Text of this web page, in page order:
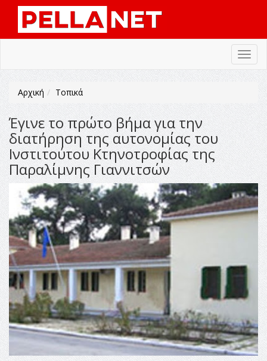
Αρχική Τοπικά
Έγινε το πρώτο βήμα για την
διατήρηση της αυτονομίας του
Ινστιτούτου Κτηνοτροφίας της
Παραλίμνης Γιαννιτσών